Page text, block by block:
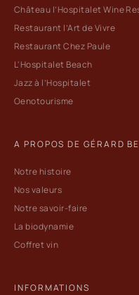
Château l’Hospitalet Wine
Restaurant l’Art de Vivre
Restaurant Chez Paule
L'Hospitalet Beach
Jazz à l’Hospitalet
Oenotourisme
A PROPOS DE GÉRARD
Notre histoire
Nos valeurs
Notre savoir-faire
La biodynamie
Coffret vin
INFORMATIONS